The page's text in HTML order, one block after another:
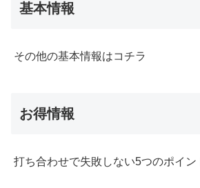
基本情報
その他の基本情報はコチラ
お得情報
打ち合わせで失敗しない5つのポイン